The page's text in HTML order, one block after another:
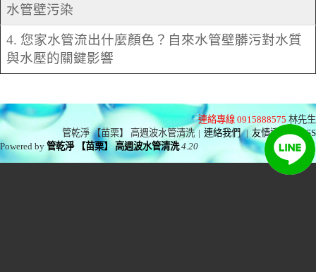
水管壁污染
4. 您家水管流出什麼顏色？自來水管壁髒污對水質
與水壓的關鍵影響
連絡專線 0915888575 林先生
管乾淨 【苗栗】 高週波水管清洗 | 連絡我們 | 友情連結 |
RSS
Powered by管乾淨 【苗栗】 高週波水管清洗 4.20